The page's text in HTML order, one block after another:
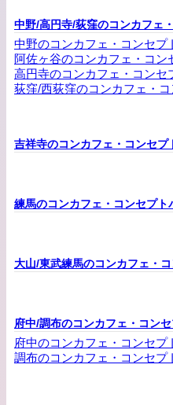
中野/高円寺/荻窪のコンカフェ
中野のコンカフェ・コンセプ
阿佐ヶ谷のコンカフェ・コン
高円寺のコンカフェ・コンセ
荻窪/西荻窪のコンカフェ・
吉祥寺のコンカフェ・コンセプ
練馬のコンカフェ・コンセプト
大山/東武練馬のコンカフェ・
府中/調布のコンカフェ・コン
府中のコンカフェ・コンセプ
調布のコンカフェ・コンセプ